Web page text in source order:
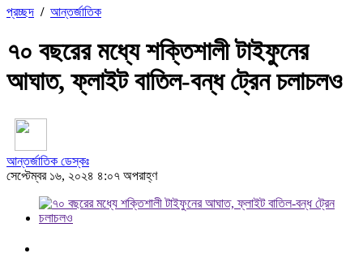
প্রচ্ছদ / আন্তর্জাতিক
৭০ বছরের মধ্যে শক্তিশালী টাইফুনের
আঘাত, ফ্লাইট বাতিল-বন্ধ ট্রেন চলাচলও
আন্তর্জাতিক ডেস্কঃ
সেপ্টেম্বর ১৬, ২০২৪ ৪:০৭ অপরাহ্ণ